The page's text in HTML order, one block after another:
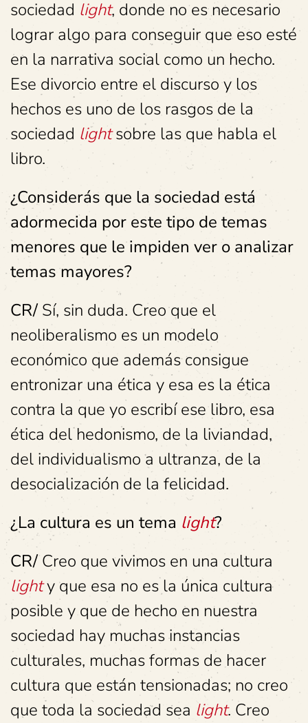
sociedad light, donde no es necesario
lograr algo para conseguir que eso esté
en la narrativa social como un hecho.
Ese divorcio entre el discurso y los
hechos es uno de los rasgos de la
sociedad lightsobre las que habla el
libro.
¿Considerás que la sociedad está
adormecida por este tipo de temas
menores que le impiden ver o analizar
temas mayores?
CR/Sí, sin duda. Creo que el
neoliberalismo es un modelo
económico que además consigue
entronizar una ética y esa es la ética
contra la que yo escribí ese libro, esa
ética del hedonismo, de la liviandad,
del individualismo a ultranza, de la
desocialización de la felicidad.
¿La cultura es un tema light?
CR/Creo que vivimos en una cultura
lighty que esa no es la única cultura
posible y que de hecho en nuestra
sociedad hay muchas instancias
culturales, muchas formas de hacer
cultura que están tensionadas; no creo
que toda la sociedad sea light. Creo